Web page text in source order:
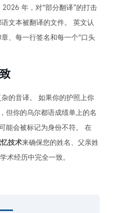
年，对“部分翻译”的打击
文本被翻译的文件。 英文认
、每一行签名和每一个“口头
的音译。 如果你的护照上你
但你的乌尔都语成绩单上的名
能会被标记为身份不符。 在
技术来确保您的姓名、父亲姓
术经历中完全一致。